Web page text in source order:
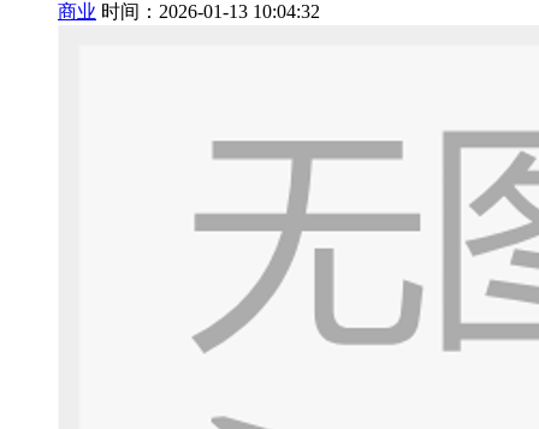
商业 时间：2026-01-13 10:04:32